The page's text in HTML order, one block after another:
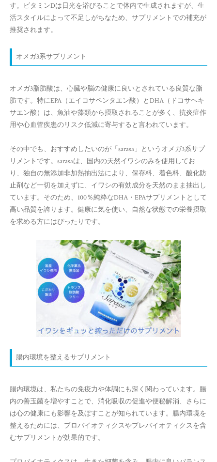
す。ビタミンDは日光を浴びることで体内で生成されますが、生
活スタイルによって不足しがちなため、サプリメントでの補充が
推奨されます。
オメガ3系サプリメント
オメガ3脂肪酸は、心臓や脳の健康に良いとされている良質な脂
肪です。特にEPA（エイコサペンタエン酸）とDHA（ドコサヘキ
サエン酸）は、魚油や藻類から摂取されることが多く、抗炎症作
用や心血管疾患のリスク低減に寄与すると言われています。
その中でも、おすすめしたいのが「sarasa」というオメガ3系サプ
リメントです。sarasaは、国内の天然イワシのみを使用してお
り、独自の無添加非加熱抽出法により、保存料、着色料、酸化防
止剤など一切を加えずに、イワシの有効成分を天然のまま抽出し
ています。そのため、100％純粋なDHA・EPAサプリメントとして
高い品質を誇ります。健康に気を使い、自然な状態での栄養摂取
を求める方にはぴったりです。
腸内環境を整えるサプリメント
腸内環境は、私たちの免疫力や体調にも深く関わっています。腸
内の善玉菌を増やすことで、消化吸収の促進や便秘解消、さらに
は心の健康にも影響を及ぼすことが知られています。腸内環境を
整えるためには、プロバイオティクスやプレバイオティクスを含
むサプリメントが効果的です。